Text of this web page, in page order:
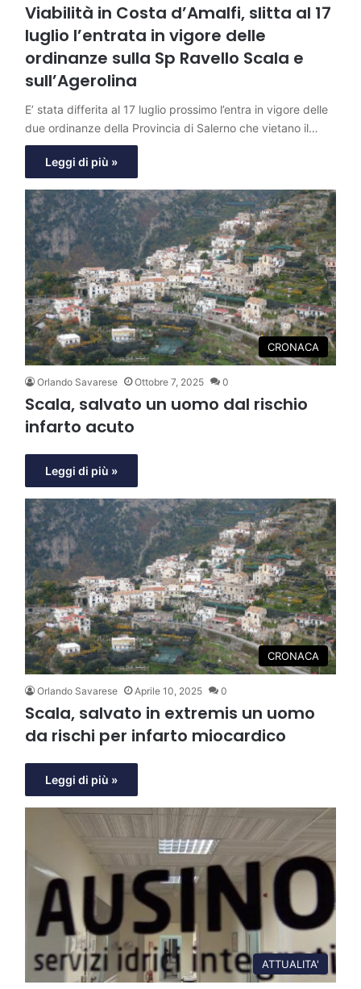
Viabilità in Costa d’Amalfi, slitta al 17
luglio l’entrata in vigore delle
ordinanze sulla Sp Ravello Scala e
sull’Agerolina
E’ stata differita al 17 luglio prossimo l’entra in vigore delle
due ordinanze della Provincia di Salerno che vietano il…
Leggi di più »
CRONACA
Orlando Savarese Ottobre 7, 2025 0
Scala, salvato un uomo dal rischio
infarto acuto
Leggi di più »
CRONACA
Orlando Savarese Aprile 10, 2025 0
Scala, salvato in extremis un uomo
da rischi per infarto miocardico
Leggi di più »
ATTUALITA'